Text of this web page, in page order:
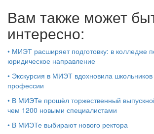
Вам также может
интересно:
• МИЭТ расширяет подготовку: в колледже
юридическое направление
• Экскурсия в МИЭТ вдохновила
профессии
• В МИЭТе прошёл торжественный
чем 1200 новыми специалистами
• В МИЭТе выбирают нового ректора